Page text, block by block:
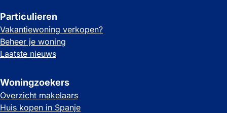
Particulieren
Vakantiewoning verkopen?
Beheer je woning
Laatste nieuws
Woningzoekers
Overzicht makelaars
Huis kopen in Spanje